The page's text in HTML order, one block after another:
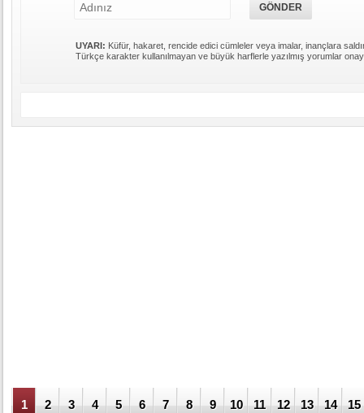
UYARI: Küfür, hakaret, rencide edici cümleler veya imalar, inançlara
Türkçe karakter kullanılmayan ve büyük harflerle yazılmış yorumlar
1 2 3 4 5 6 7 8 9 10 11 12 13 14 15